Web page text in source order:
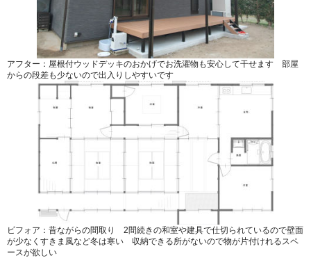
アフター：屋根付ウッドデッキのおかげでお洗濯物も安心して干せます 部屋
からの段差も少ないので出入りしやすいです
ビフォア：昔ながらの間取り 2間続きの和室や建具で仕切られているので壁面
が少なくすきま風など冬は寒い 収納できる所がないので物が片付けれるスペ
ースが欲しい